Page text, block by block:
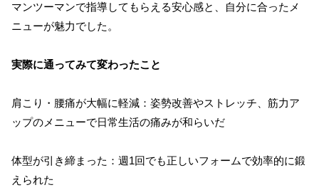
マンツーマンで指導してもらえる安心感と、自分に合ったメ
ニューが魅力でした。
実際に通ってみて変わったこと
肩こり・腰痛が大幅に軽減：姿勢改善やストレッチ、筋力ア
ップのメニューで日常生活の痛みが和らいだ
体型が引き締まった：週1回でも正しいフォームで効率的に鍛
えられた